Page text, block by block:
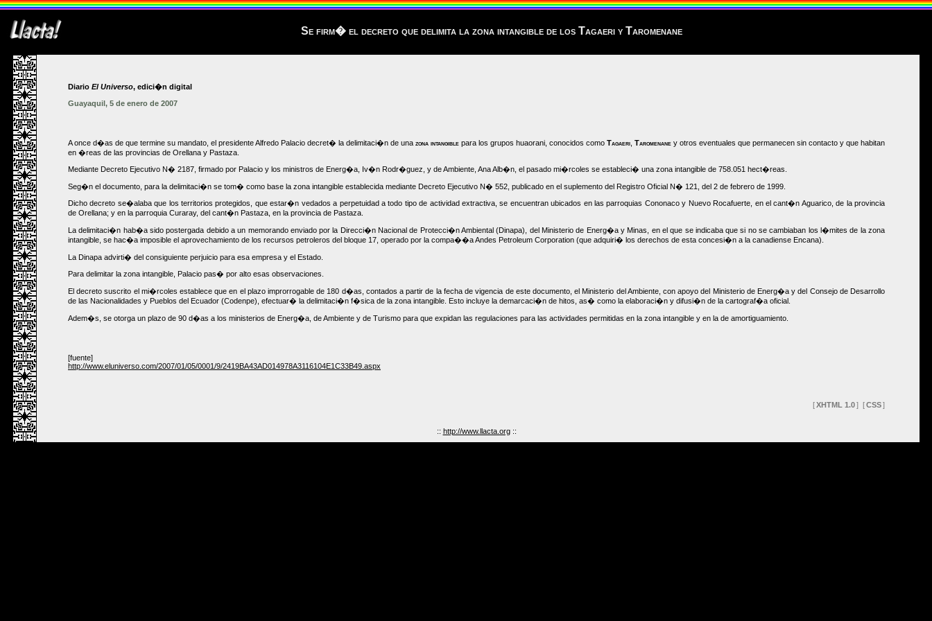
Se firm� el decreto que delimita la zona intangible de los Tagaeri y Taromenane
Diario El Universo, edici�n digital
Guayaquil, 5 de enero de 2007
A once d�as de que termine su mandato, el presidente Alfredo Palacio decret� la delimitaci�n de una zona intangible para los grupos huaorani, conocidos como Tagaeri Taromenane y otros eventuales que permanecen sin contacto y que habitan
en �reas de las provincias de Orellana y Pastaza.
Mediante Decreto Ejecutivo N� 2187, firmado por Palacio y los ministros de Energ�a, Iv�n Rodr�guez, y de Ambiente, Ana Alb�n, el pasado mi�rcoles se estableci� una zona intangible de 758.051 hect�reas.
Seg�n el documento, para la delimitaci�n se tom� como base la zona intangible establecida mediante Decreto Ejecutivo N� 552, publicado en el suplemento del Registro Oficial N� 121, del 2 de febrero de 1999.
Dicho decreto se�alaba que los territorios protegidos, que estar�n vedados a perpetuidad a todo tipo de actividad extractiva, se encuentran ubicados en las parroquias Cononaco y Nuevo Rocafuerte, en el cant�n Aguarico, de la provincia
de Orellana; y en la parroquia Curaray, del cant�n Pastaza, en la provincia de Pastaza.
La delimitaci�n hab�a sido postergada debido a un memorando enviado por la Direcci�n Nacional de Protecci�n Ambiental (Dinapa), del Ministerio de Energ�a y Minas, en el que se indicaba que si no se cambiaban los l�mites de la zona
intangible, se hac�a imposible el aprovechamiento de los recursos petroleros del bloque 17, operado por la compa��a Andes Petroleum Corporation (que adquiri� los derechos de esta concesi�n a la canadiense Encana).
La Dinapa advirti� del consiguiente perjuicio para esa empresa y el Estado.
Para delimitar la zona intangible, Palacio pas� por alto esas observaciones.
El decreto suscrito el mi�rcoles establece que en el plazo improrrogable de 180 d�as, contados a partir de la fecha de vigencia de este documento, el Ministerio del Ambiente, con apoyo del Ministerio de Energ�a y del Consejo de Desarrollo
de las Nacionalidades y Pueblos del Ecuador (Codenpe), efectuar� la delimitaci�n f�sica de la zona intangible. Esto incluye la demarcaci�n de hitos, as� como la elaboraci�n y difusi�n de la cartograf�a oficial.
Adem�s, se otorga un plazo de 90 d�as a los ministerios de Energ�a, de Ambiente y de Turismo para que expidan las regulaciones para las actividades permitidas en la zona intangible y en la de amortiguamiento.
[fuente]
http://www.eluniverso.com/2007/01/05/0001/9/2419BA43AD014978A3116104E1C33B49.aspx
[XHTML 1.0 ] [CSS]
:: http://www.llacta.org::